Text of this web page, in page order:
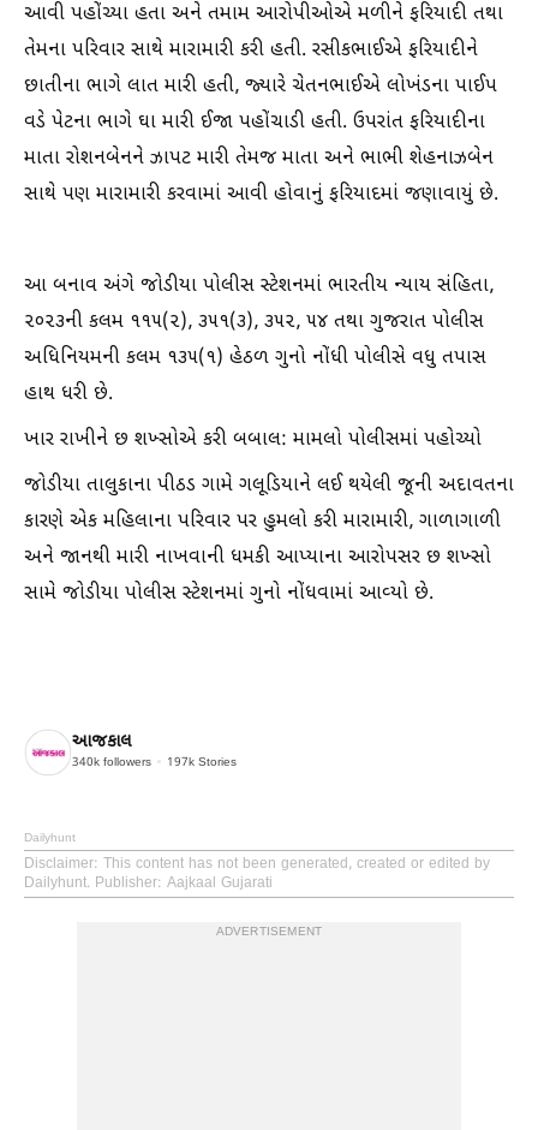
આવી પહોંચ્યા હતા અને તમામ આરોપીઓએ મળીને ફરિયાદી તથા
તેમના પરિવાર સાથે મારામારી કરી હતી. રસીકભાઈએ ફરિયાદીને
છાતીના ભાગે લાત મારી હતી, જ્યારે ચેતનભાઈએ લોખંડના પાઈપ
વડે પેટના ભાગે ઘા મારી ઈજા પહોંચાડી હતી. ઉપરાંત ફરિયાદીના
માતા રોશનબેનને ઝાપટ મારી તેમજ માતા અને ભાભી શેહનાઝબેન
સાથે પણ મારામારી કરવામાં આવી હોવાનું ફરિયાદમાં જણાવાયું છે.
આ બનાવ અંગે જોડીયા પોલીસ સ્ટેશનમાં ભારતીય ન્યાય સંહિતા,
૨૦૨૩ની કલમ ૧૧૫(૨), ૩૫૧(૩), ૩૫૨, ૫૪ તથા ગુજરાત પોલીસ
અધિનિયમની કલમ ૧૩૫(૧) હેઠળ ગુનો નોંધી પોલીસે વધુ તપાસ
હાથ ધરી છે.
ખાર રાખીને છ શખ્સોએ કરી બબાલ: મામલો પોલીસમાં પહોચ્યો
જોડીયા તાલુકાના પીઠડ ગામે ગલૂડિયાને લઈ થયેલી જૂની અદાવતના
કારણે એક મહિલાના પરિવાર પર હુમલો કરી મારામારી, ગાળાગાળી
અને જાનથી મારી નાખવાની ધમકી આપ્યાના આરોપસર છ શખ્સો
સામે જોડીયા પોલીસ સ્ટેશનમાં ગુનો નોંધવામાં આવ્યો છે.
આજકાલ
340k followers 197k Stories
Dailyhunt
Disclaimer: This content has not been generated, created or edited by
Dailyhunt. Publisher: Aajkaal Gujarati
ADVERTISEMENT